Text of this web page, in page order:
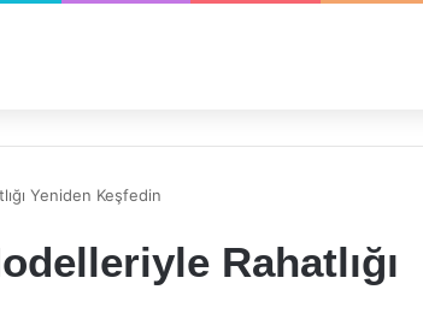
Yeniden Keşfedin
Rahatlığı